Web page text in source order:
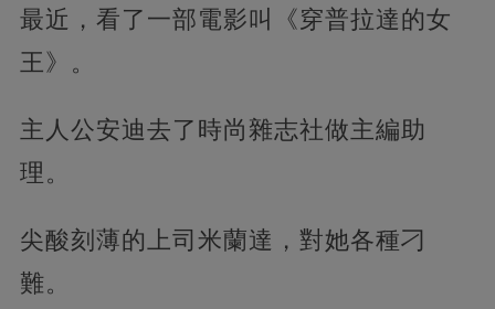
最近，看了一部電影叫《穿普拉達的女
王》。
主人公安迪去了時尚雜志社做主編助
理。
尖酸刻薄的上司米蘭達，對她各種刁
難。